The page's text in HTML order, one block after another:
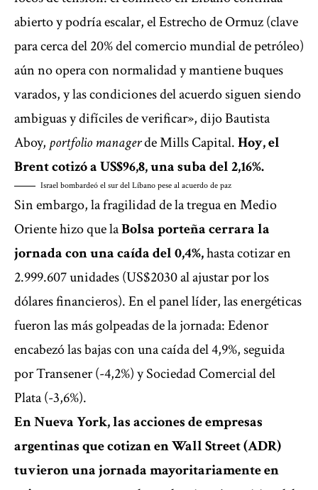
abierto y podría escalar, el Estrecho de Ormuz (clave
para cerca del 20% del comercio mundial de petróleo)
aún no opera con normalidad y mantiene buques
varados, y las condiciones del acuerdo siguen siendo
ambiguas y difíciles de verificar», dijo Bautista
Aboy, portfolio managerde Mills Capital.Hoy, el
Brent cotizó a US$96,8, una suba del 2,16%.
Israel bombardeó el sur del Líbano pese al acuerdo de paz
Sin embargo, la fragilidad de la tregua en Medio
Oriente hizo que laBolsa porteña cerrara la
jornada con una caída del 0,4%,hasta cotizar en
2.999.607 unidades (US$2030 al ajustar por los
dólares financieros). En el panel líder, las energéticas
fueron las más golpeadas de la jornada: Edenor
encabezó las bajas con una caída del 4,9%, seguida
por Transener (-4,2%) y Sociedad Comercial del
Plata (-3,6%).
En Nueva York, las acciones de empresas
argentinas que cotizan en Wall Street (ADR)
tuvieron una jornada mayoritariamente en